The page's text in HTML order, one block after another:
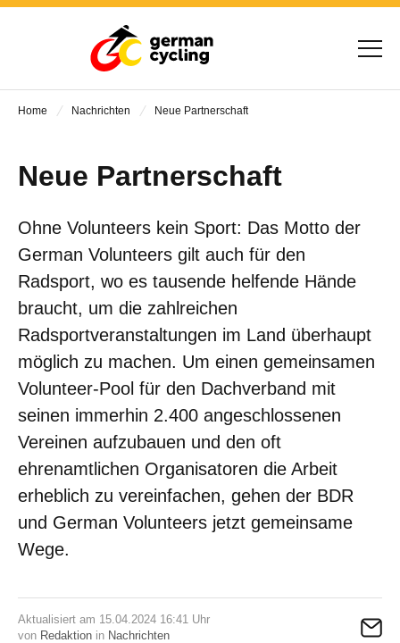
Home Nachrichten Neue Partnerschaft
Neue Partnerschaft
Ohne Volunteers kein Sport: Das Motto der
German Volunteers gilt auch für den
Radsport, wo es tausende helfende Hände
braucht, um die zahlreichen
Radsportveranstaltungen im Land überhaupt
möglich zu machen. Um einen gemeinsamen
Volunteer-Pool für den Dachverband mit
seinen immerhin 2.400 angeschlossenen
Vereinen aufzubauen und den oft
ehrenamtlichen Organisatoren die Arbeit
erheblich zu vereinfachen, gehen der BDR
und German Volunteers jetzt gemeinsame
Wege.
Aktualisiert am 15.04.2024 16:41 Uhr
von Redaktion in Nachrichten